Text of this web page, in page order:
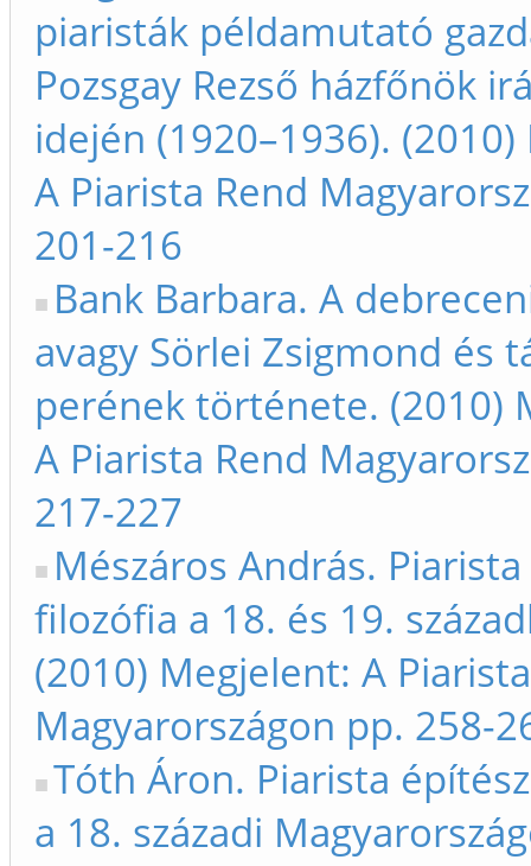
piaristák példamutató
Pozsgay Rezső házfőnök
idején (1920–1936).
A Piarista Rend
201-216
Bank Barbara. A
avagy Sörlei Zsigmond és
perének története. (2010)
A Piarista Rend
217-227
Mészáros András.
filozófia a 18. és 19.
(2010) Megjelent: A
Magyarországon pp. 258-
Tóth Áron. Piarista
a 18. századi